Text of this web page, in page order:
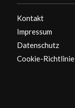
Kontakt
Impressum
Datenschutz
Cookie-Richtlinie